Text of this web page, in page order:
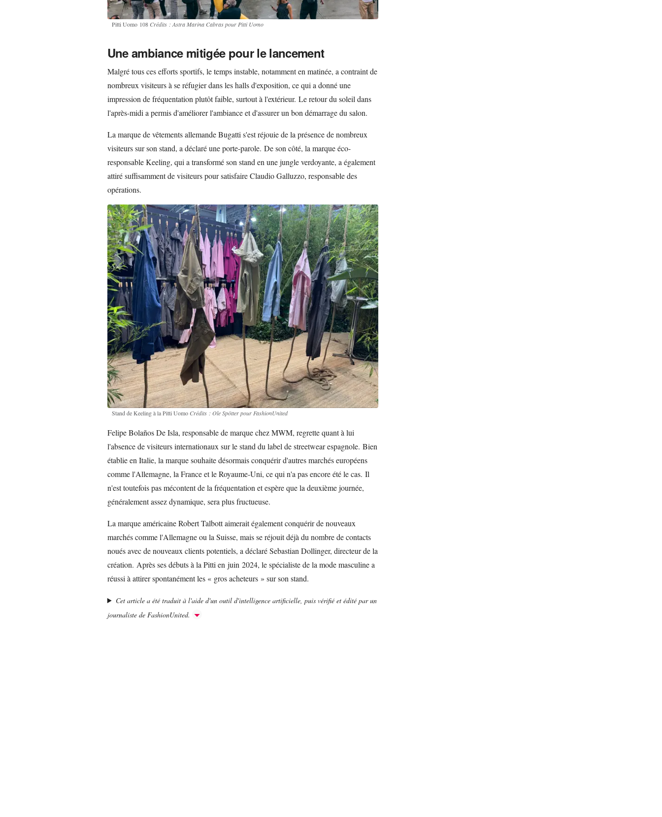
Pitti Uomo 108 Crédits : Astra Marina Cabras pour Pitti Uomo
Une ambiance mitigée pour le lancement
Malgré tous ces efforts sportifs, le temps instable, notamment en matinée, a contraint de
nombreux visiteurs à se réfugier dans les halls d'exposition, ce qui a donné une
impression de fréquentation plutôt faible, surtout à l'extérieur. Le retour du soleil dans
l'après-midi a permis d'améliorer l'ambiance et d'assurer un bon démarrage du salon.
La marque de vêtements allemande Bugatti s'est réjouie de la présence de nombreux
visiteurs sur son stand, a déclaré une porte-parole. De son côté, la marque éco-
responsable Keeling, qui a transformé son stand en une jungle verdoyante, a également
attiré suffisamment de visiteurs pour satisfaire Claudio Galluzzo, responsable des
opérations.
Stand de Keeling à la Pitti Uomo Crédits : Ole Spötter pour FashionUnited
Felipe Bolaños De Isla, responsable de marque chez MWM, regrette quant à lui
l'absence de visiteurs internationaux sur le stand du label de streetwear espagnole. Bien
établie en Italie, la marque souhaite désormais conquérir d'autres marchés européens
comme l'Allemagne, la France et le Royaume-Uni, ce qui n'a pas encore été le cas. Il
n'est toutefois pas mécontent de la fréquentation et espère que la deuxième journée,
généralement assez dynamique, sera plus fructueuse.
La marque américaine Robert Talbott aimerait également conquérir de nouveaux
marchés comme l'Allemagne ou la Suisse, mais se réjouit déjà du nombre de contacts
noués avec de nouveaux clients potentiels, a déclaré Sebastian Dollinger, directeur de la
création. Après ses débuts à la Pitti en juin 2024, le spécialiste de la mode masculine a
réussi à attirer spontanément les « gros acheteurs » sur son stand.
Cet article a été traduit à l'aide d'un outil d'intelligence artificielle, puis vérifié et édité par un
journaliste de FashionUnited.